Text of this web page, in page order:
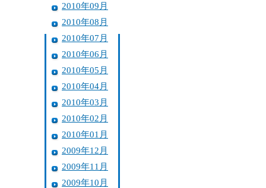
2010年09月
2010年08月
2010年07月
2010年06月
2010年05月
2010年04月
2010年03月
2010年02月
2010年01月
2009年12月
2009年11月
2009年10月